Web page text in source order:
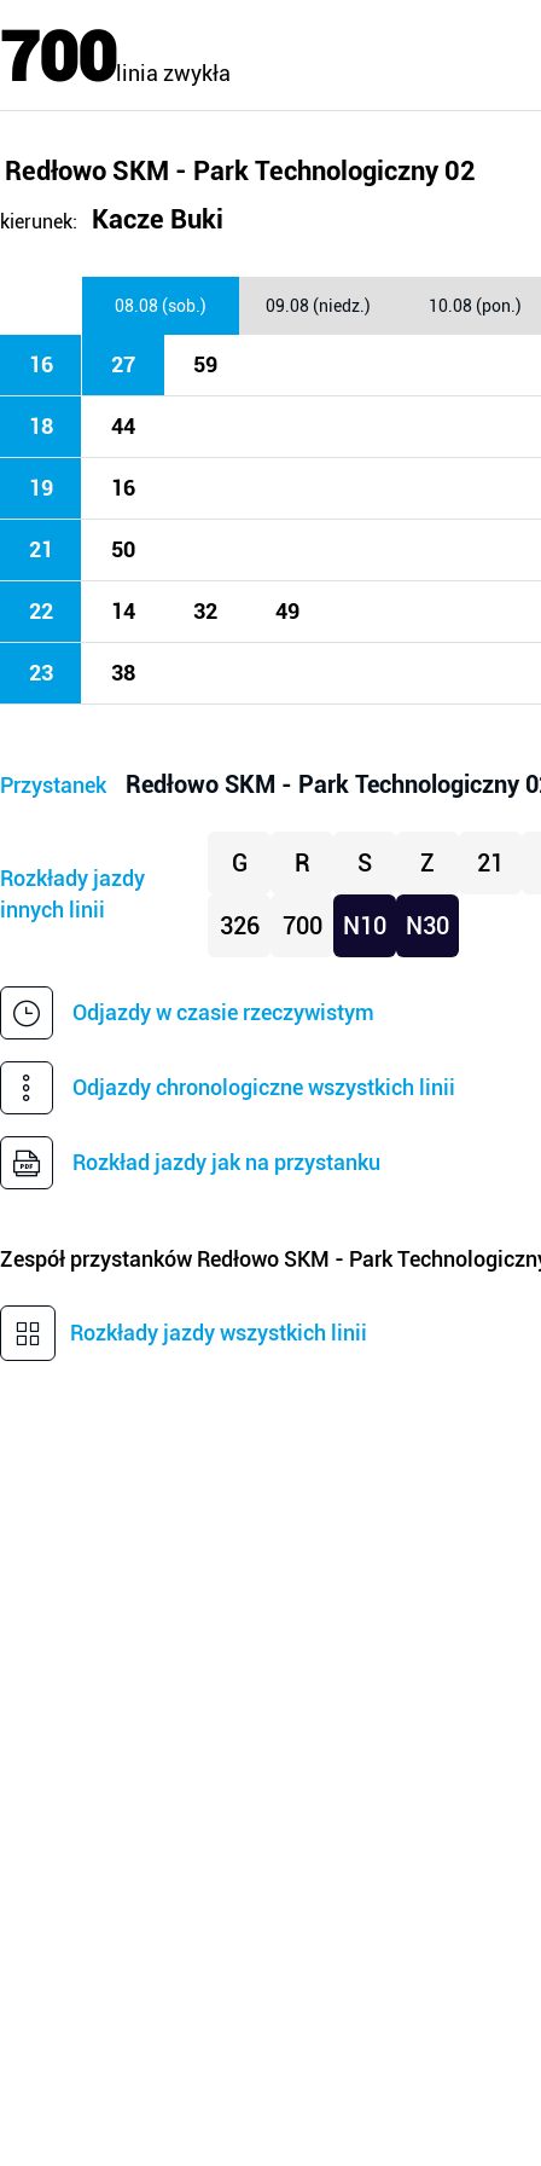
700linia zwykła
Redłowo SKM - Park Technologiczny 02
kierunek: Kacze Buki
08.08 (sob.) 09.08 (niedz.) 10.08 (pon.)
16 27 59
18 44
19 16
21 50
22 14 32 49
23 38
Przystanek Redłowo SKM - Park Technologiczny
Rozkłady jazdy
innych linii
G R S Z 21
326 700 N10 N30
Odjazdy w czasie rzeczywistym
Odjazdy chronologiczne wszystkich linii
Rozkład jazdy jak na przystanku
Zespół przystanków Redłowo SKM - Park
Rozkłady jazdy wszystkich linii